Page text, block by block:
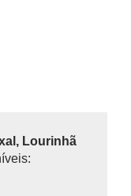
Lourinhã